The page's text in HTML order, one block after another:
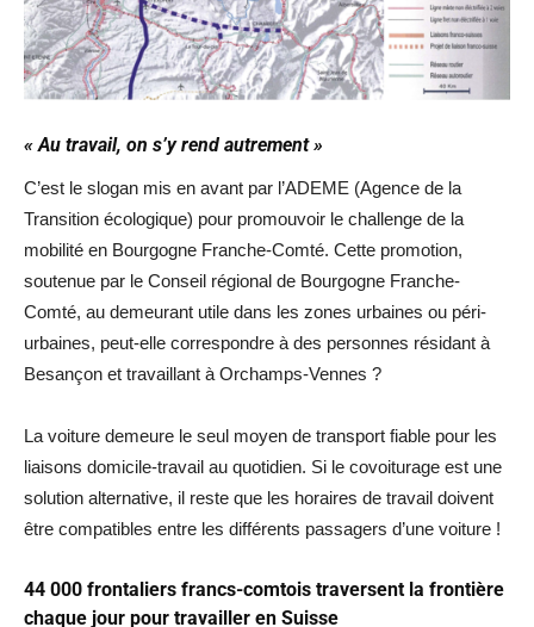
« Au travail, on s’y rend autrement »
C’est le slogan mis en avant par l’ADEME (Agence de la
Transition écologique) pour promouvoir le challenge de la
mobilité en Bourgogne Franche-Comté. Cette promotion,
soutenue par le Conseil régional de Bourgogne Franche-
Comté, au demeurant utile dans les zones urbaines ou péri-
urbaines, peut-elle correspondre à des personnes résidant à
Besançon et travaillant à Orchamps-Vennes ?
La voiture demeure le seul moyen de transport fiable pour les
liaisons domicile-travail au quotidien. Si le covoiturage est une
solution alternative, il reste que les horaires de travail doivent
être compatibles entre les différents passagers d’une voiture !
44 000 frontaliers francs-comtois traversent la frontière
chaque jour pour travailler en Suisse